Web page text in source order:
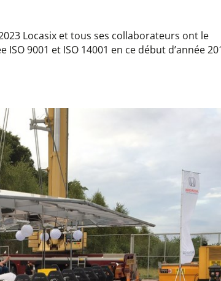
Locasix et tous ses collaborateurs ont le
9001 et ISO 14001 en ce début d’année